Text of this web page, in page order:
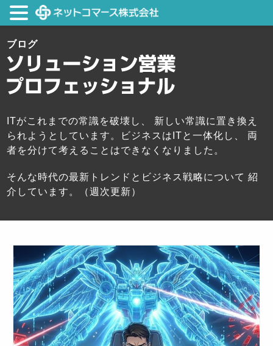
ブログ
ITがこれまでの常識を破壊し、 新しい常識に置き換え
られようとしています。ビジネスはITと一体化し、 両
者を分けて考えることはできなくなりました。
そんな時代の最新トレンドとビジネス戦略について 紹
介しています。（週次更新）